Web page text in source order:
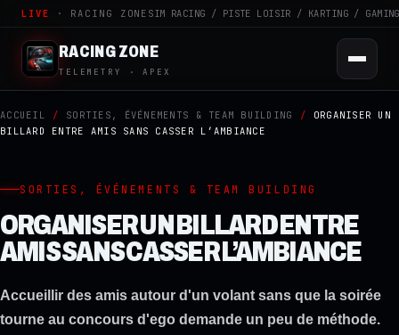
LIVE · RACING ZONE SIM RACING / PISTE LOISIR / KARTING / GAMING
RACING ZONE
TELEMETRY · APEX
ACCUEIL / SORTIES, ÉVÉNEMENTS & TEAM BUILDING /
ORGANISER UN
BILLARD ENTRE AMIS SANS CASSER L’AMBIANCE
SORTIES, ÉVÉNEMENTS & TEAM BUILDING
ORGANISER UN BILLARD ENTRE
AMIS SANS CASSER L’AMBIANCE
Accueillir des amis autour d'un volant sans que la soirée
tourne au concours d'ego demande un peu de méthode.